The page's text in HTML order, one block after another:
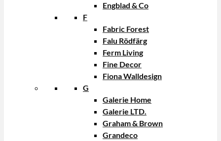
Engblad & Co
F
Fabric Forest
Falu Rödfärg
Ferm Living
Fine Decor
Fiona Walldesign
G
Galerie Home
Galerie LTD.
Graham & Brown
Grandeco